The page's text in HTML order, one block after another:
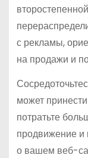
с рекламы,
на продажи и
может
потратьте
продвижение
о вашем веб-